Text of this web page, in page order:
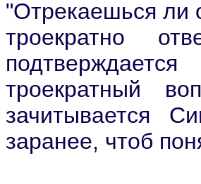
"Отрекаешься ли
троекратно
троекратный
зачитывается
заранее, чтоб